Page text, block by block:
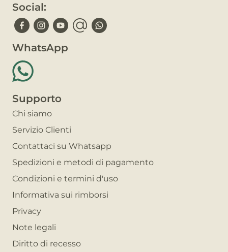
Social:
WhatsApp
Supporto
Chi siamo
Servizio Clienti
Contattaci su Whatsapp
Spedizioni e metodi di pagamento
Condizioni e termini d'uso
Informativa sui rimborsi
Privacy
Note legali
Diritto di recesso